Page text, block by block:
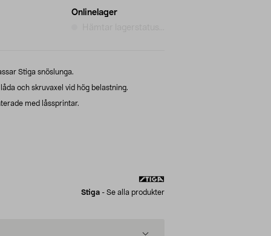
Onlinelager
Stiga snöslunga.
och skruvaxel vid hög belastning.
med låssprintar.
Stiga - Se alla produkter